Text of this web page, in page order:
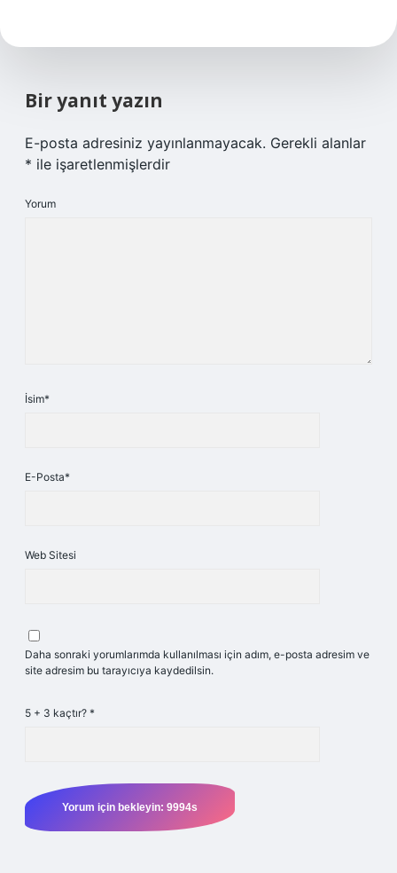
Bir yanıt yazın
E-posta adresiniz yayınlanmayacak. Gerekli alanlar
* ile işaretlenmişlerdir
Yorum
İsim*
E-Posta*
Web Sitesi
Daha sonraki yorumlarımda kullanılması için adım, e-posta adresim ve
site adresim bu tarayıcıya kaydedilsin.
5 + 3 kaçtır? *